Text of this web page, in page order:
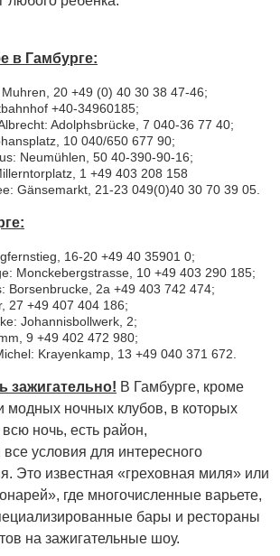
в Гамбурге:
20 +49 (0) 40 30 38 47-46;
+40-34960185;
Adolphsbrücke, 7 040-36 77 40;
10 040/650 677 90;
Neumühlen, 50 40-390-90-16;
1 +49 403 208 158
Gänsemarkt, 21-23 049(0)40 30 70 39 05.
16-20 +49 40 35901 0;
Monckebergstrasse, 10 +49 403 290 185;
Borsenbrucke, 2a +49 403 742 474;
27 +49 407 404 186;
Johannisbollwerk, 2;
9 +49 402 472 980;
Krayenkamp, 13 +49 040 371 672.
зажигательно! В Гамбурге, кроме
модных ночных клубов, в которых
ночь, есть район,
условия для интересного
Это известная «греховная миля» или
где многочисленные варьете,
бары и рестораны
на зажигательные шоу.